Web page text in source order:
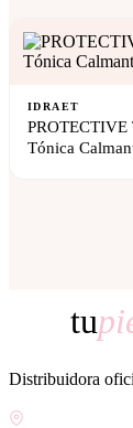
IDRAET
Tónica
tu
Distribuidora